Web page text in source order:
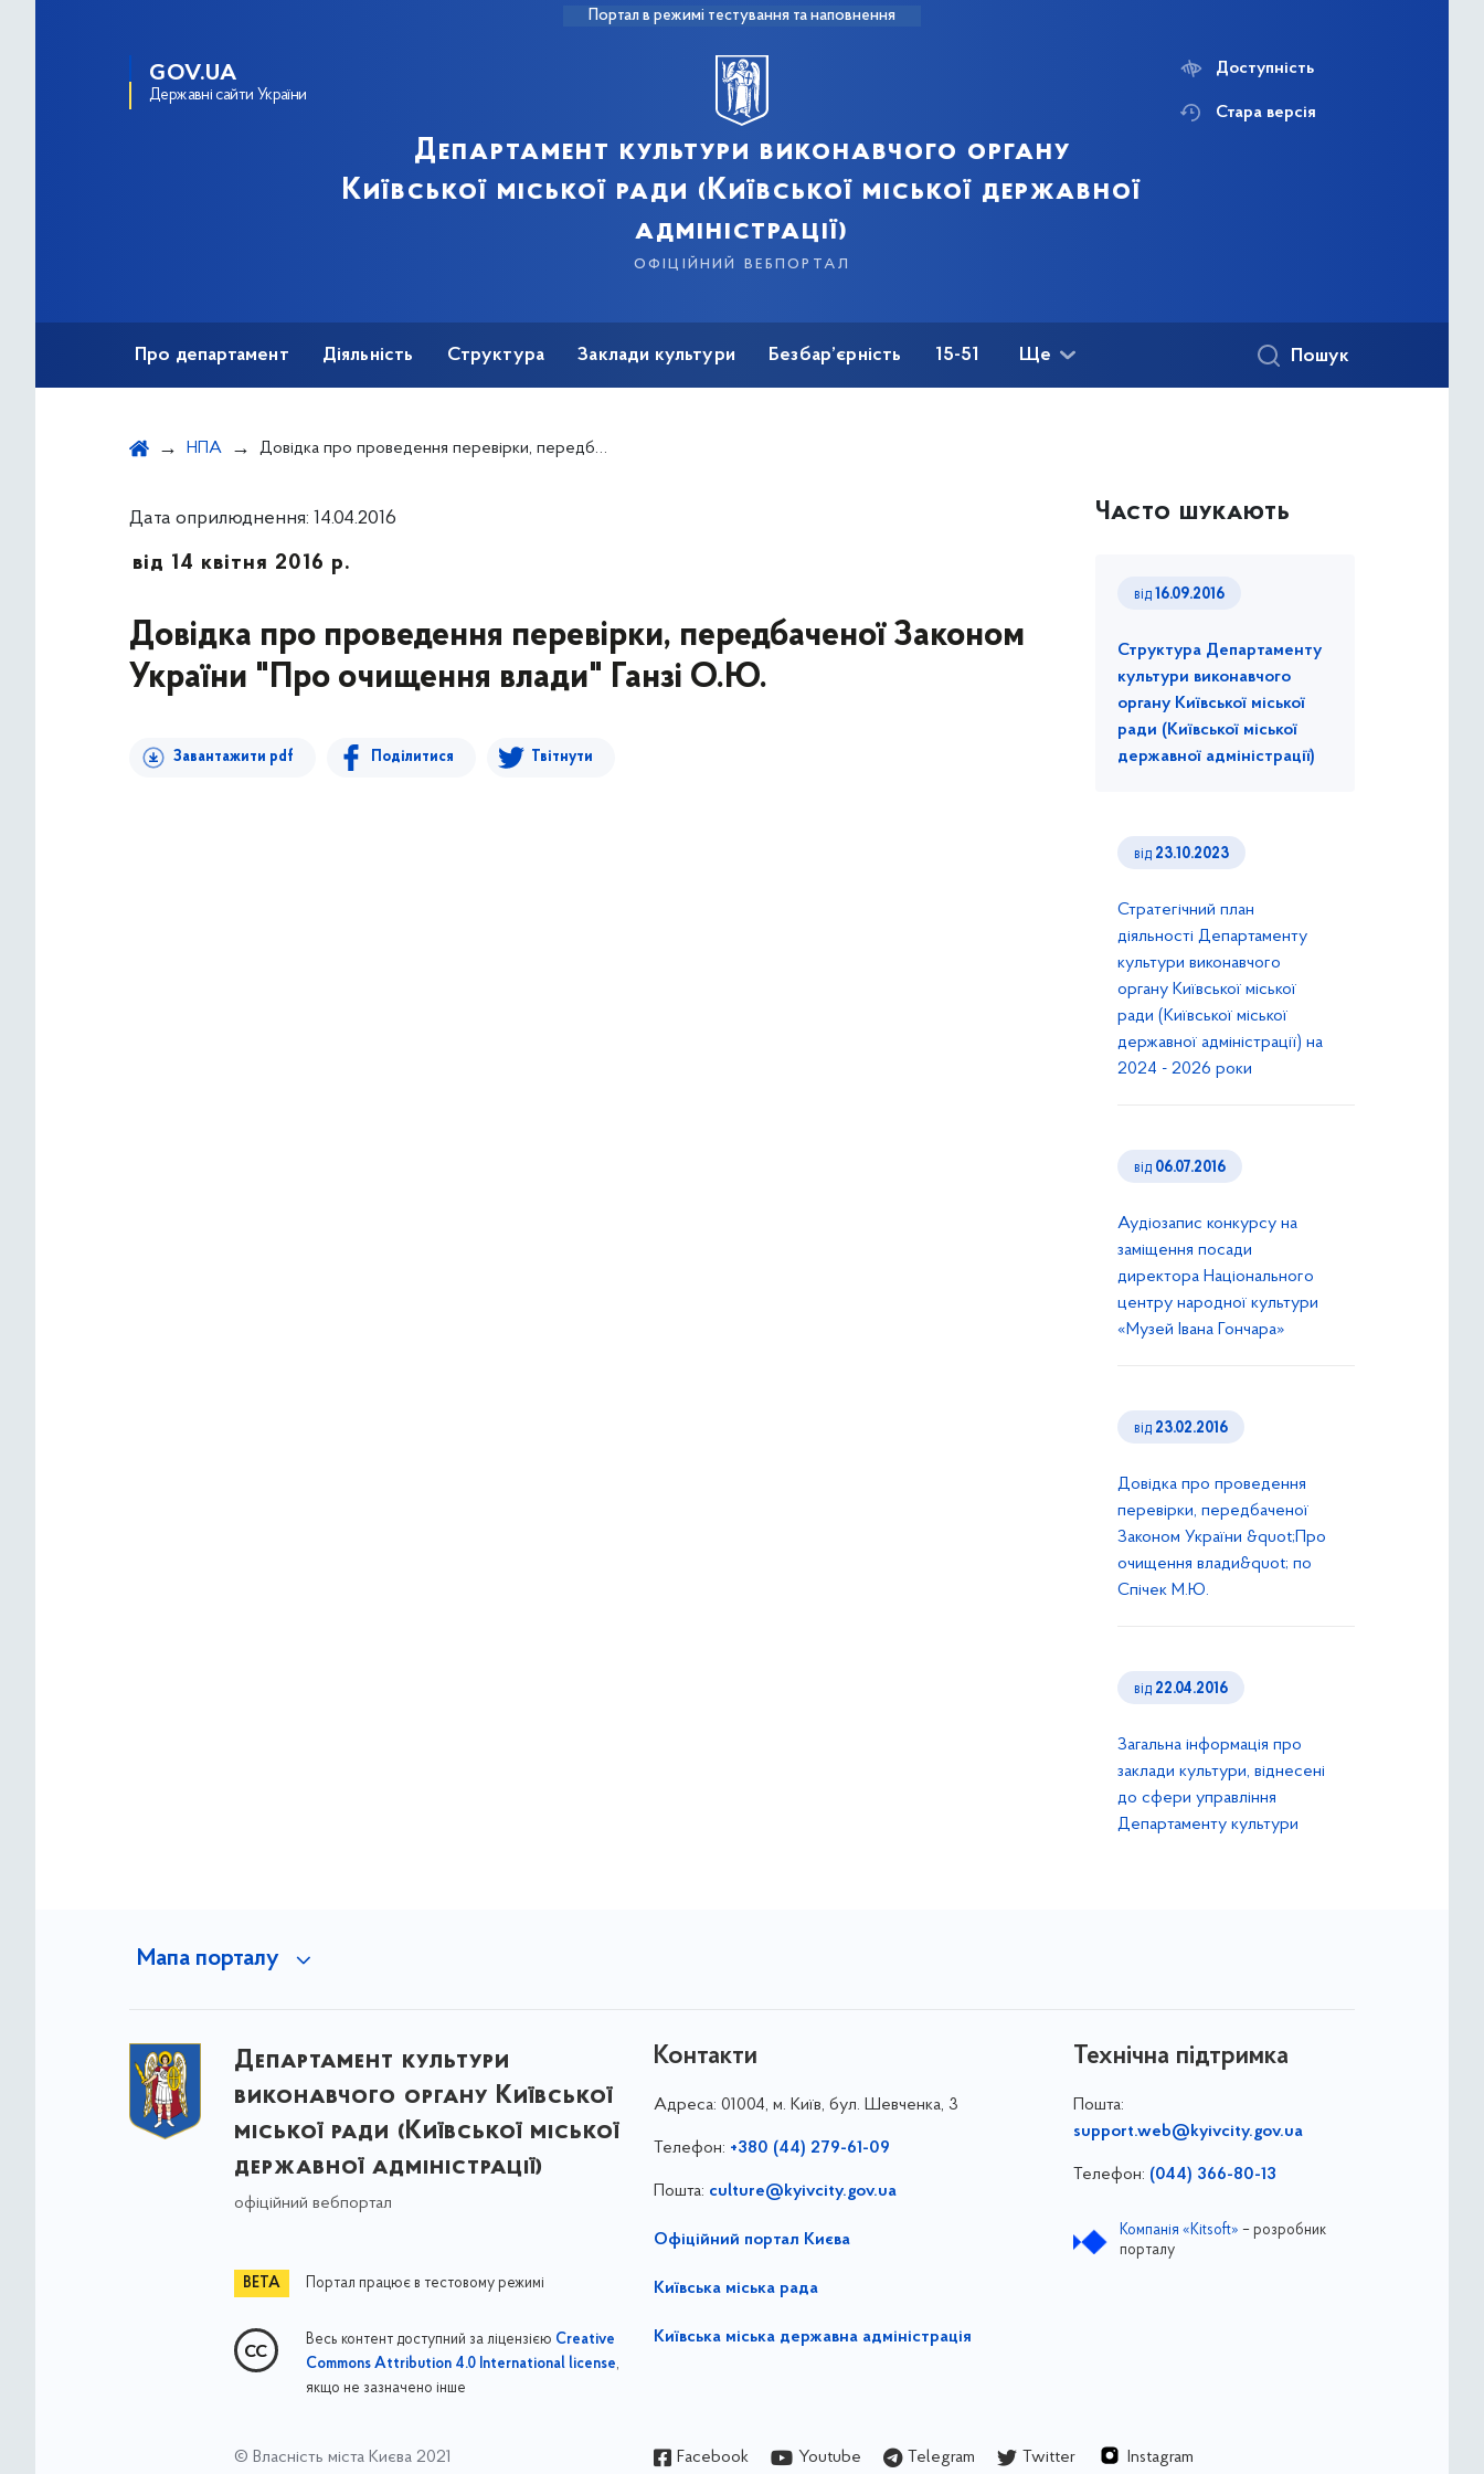
Портал в режимі тестування та наповнення
GOV.UA
Державні сайти України
Департамент культури виконавчого органу
Київської міської ради (Київської міської державної
адміністрації)
офіційний вебпортал
Доступність
Стара версія
Про департамент Діяльність Структура Заклади культури Безбар’єрність 15-51 Ще Пошук
НПА Довідка про проведення перевірки, передбаченої Законом України &quot;Про очищення влади&quot; Ганзі О.Ю.
Дата оприлюднення: 14.04.2016
від 14 квітня 2016 р.
Довідка про проведення перевірки, передбаченої Законом
України "Про очищення влади" Ганзі О.Ю.
Завантажити pdf Поділитися Твітнути
Часто шукають
від 16.09.2016
Структура Департаменту
культури виконавчого
органу Київської міської
ради (Київської міської
державної адміністрації)
від 23.10.2023
Стратегічний план
діяльності Департаменту
культури виконавчого
органу Київської міської
ради (Київської міської
державної адміністрації) на
2024 - 2026 роки
від 06.07.2016
Аудіозапис конкурсу на
заміщення посади
директора Національного
центру народної культури
«Музей Івана Гончара»
від 23.02.2016
Довідка про проведення
перевірки, передбаченої
Законом України &quot;Про
очищення влади&quot; по
Спічек М.Ю.
від 22.04.2016
Загальна інформація про
заклади культури, віднесені
до сфери управління
Департаменту культури
Мапа порталу
Департамент культури
виконавчого органу Київської
міської ради (Київської міської
державної адміністрації)
офіційний вебпортал
Портал працює в тестовому режимі
Весь контент доступний за ліцензією Creative
Commons Attribution 4.0 International license,
якщо не зазначено інше
Контакти
Адреса: 01004, м. Київ, бул. Шевченка, 3
Телефон: +380 (44) 279-61-09
Пошта: culture@kyivcity.gov.ua
Офіційний портал Києва
Київська міська рада
Київська міська державна адміністрація
Технічна підтримка
Пошта:
support.web@kyivcity.gov.ua
Телефон: (044) 366-80-13
Компанія «Kitsoft» – розробник
порталу
© Власність міста Києва 2021 Facebook Youtube Telegram Twitter Instagram